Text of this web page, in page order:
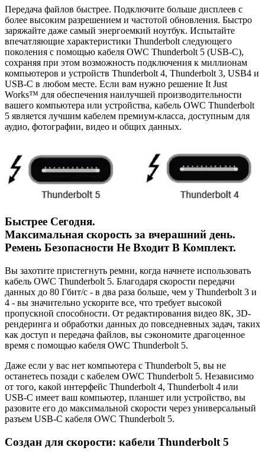
Передача файлов быстрее. Подключите больше дисплеев с
более высоким разрешением и частотой обновления. Быстро
заряжайте даже самый энергоемкий ноутбук. Испытайте
впечатляющие характеристики Thunderbolt следующего
поколения с помощью кабеля OWC Thunderbolt 5 (USB-C),
сохраняя при этом возможность подключения к миллионам
компьютеров и устройств Thunderbolt 4, Thunderbolt 3, USB4 и
USB-C в любом месте. Если вам нужно решение It Just
Works™ для обеспечения наилучшей производительности
вашего компьютера или устройства, кабель OWC Thunderbolt
5 является лучшим кабелем премиум-класса, доступным для
аудио, фотографии, видео и общих данных.
Быстрее Сегодня.
Максимальная скорость за вчерашний день.
Ремень Безопасности Не Входит В Комплект.
Вы захотите пристегнуть ремни, когда начнете использовать
кабель OWC Thunderbolt 5. Благодаря скорости передачи
данных до 80 Гбит/с - в два раза больше, чем у Thunderbolt 3 и
4 - вы значительно ускорите все, что требует высокой
пропускной способности. От редактирования видео 8K, 3D-
рендеринга и обработки данных до повседневных задач, таких
как доступ и передача файлов, вы сэкономите драгоценное
время с помощью кабеля OWC Thunderbolt 5.
Даже если у вас нет компьютера с Thunderbolt 5, вы не
останетесь позади с кабелем OWC Thunderbolt 5. Независимо
от того, какой интерфейс Thunderbolt 4, Thunderbolt 4 или
USB-C имеет ваш компьютер, планшет или устройство, вы
разовите его до максимальной скорости через универсальный
разъем USB-C кабеля OWC Thunderbolt 5.
Создан для скорости: кабели Thunderbolt 5